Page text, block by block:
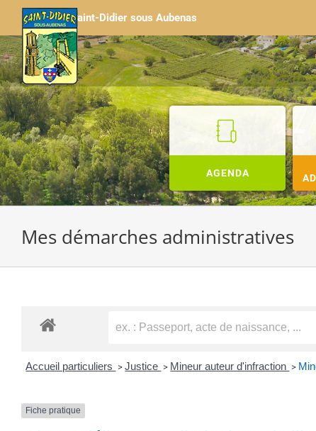
Passer
contenu
Saint-Didier sous Aubenas
AGENDA
Mes démarches administratives
Accueil particuliers > Justice > Mineur auteur d'infraction >
Fiche pratique